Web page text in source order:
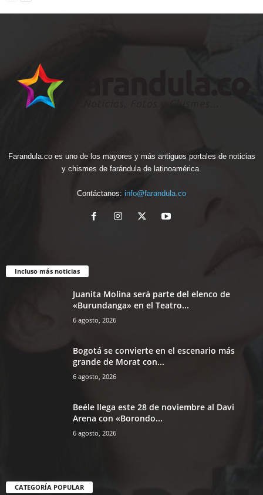
Farandula.co es uno de los mayores y más antiguos portales de noticias
y chismes de farándula de latinoamérica.
Contáctanos: info@farandula.co
Incluso más noticias
Juanita Molina será parte del elenco de
«Burundanga» en el Teatro...
6 agosto, 2026
Bogotá se convierte en el escenario más
grande de Morat con...
6 agosto, 2026
Beéle llega este 28 de noviembre al Davi
Arena con «Borondo...
6 agosto, 2026
CATEGORÍA POPULAR